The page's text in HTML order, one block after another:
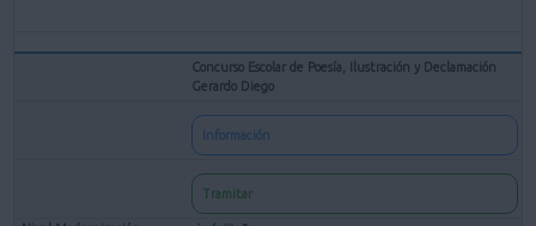
Concurso Escolar de Poesía, Ilustración y Declamación
Gerardo Diego
Información
Tramitar